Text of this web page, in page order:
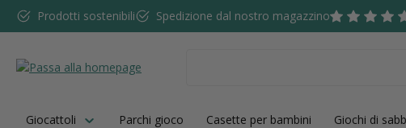
al contenuto principale
Salta alla ricerca
Passa alla navigazione principale
Prodotti sostenibili Spedizione dal nostro magazzino
Giocattoli Parchi gioco Casette per bambini Giochi di